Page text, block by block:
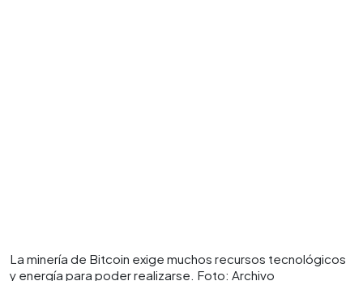
La minería de Bitcoin exige muchos recursos tecnológicos
y energía para poder realizarse. Foto: Archivo